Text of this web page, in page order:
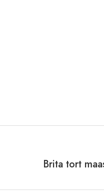
Brita tort